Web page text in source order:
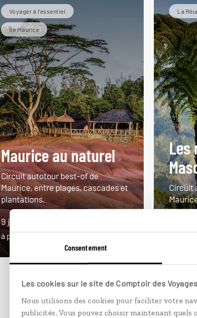
Consentement
Les cookies sur le site de Comptoir des Voyages
Nous utilisons des cookies pour faciliter votre
publicités. Vous pouvez choisir maintenant quels
Voyager à l’essentiel
Île Maurice
Maurice au naturel
Circuit autotour best-of de
Maurice, entre plages, cascades et
plantations.
9 jours / 7 nuits
à partir de 2100€
La
Les
Circuit
à partir
VOIR NOS